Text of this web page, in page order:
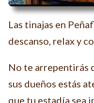
Las tinajas en
descanso, relax y
No te arrepentirás
sus dueños estás
que tu estadía sea